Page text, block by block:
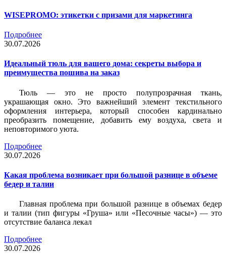
WISEPROMO: этикетки с призами для маркетинга
Подробнее
30.07.2026
Идеальный тюль для вашего дома: секреты выбора и
преимущества пошива на заказ
Тюль — это не просто полупрозрачная ткань,
украшающая окно. Это важнейший элемент текстильного
оформления интерьера, который способен кардинально
преобразить помещение, добавить ему воздуха, света и
неповторимого уюта.
Подробнее
30.07.2026
Какая проблема возникает при большой разнице в объеме
бедер и талии
Главная проблема при большой разнице в объемах бедер
и талии (тип фигуры «Груша» или «Песочные часы») — это
отсутствие баланса лекал
Подробнее
30.07.2026